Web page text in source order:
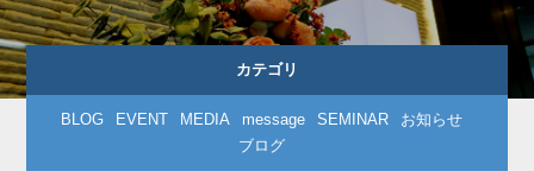
カテゴリ
BLOG EVENT MEDIA message SEMINAR
お知らせ
ブログ